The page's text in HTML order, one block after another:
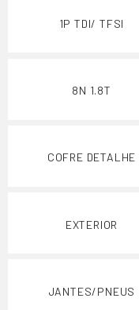
1P TDI/ TFSI
8N 1.8T
COFRE DETALHE
EXTERIOR
JANTES/PNEUS